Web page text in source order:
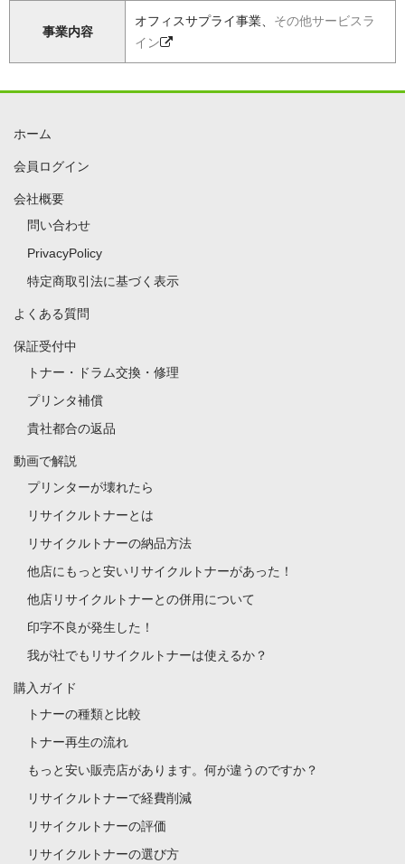
事業内容
オフィスサプライ事業、 その他サービスラ
イン
ホーム
会員ログイン
会社概要
問い合わせ
PrivacyPolicy
特定商取引法に基づく表示
よくある質問
保証受付中
トナー・ドラム交換・修理
プリンタ補償
貴社都合の返品
動画で解説
プリンターが壊れたら
リサイクルトナーとは
リサイクルトナーの納品方法
他店にもっと安いリサイクルトナーがあった！
他店リサイクルトナーとの併用について
印字不良が発生した！
我が社でもリサイクルトナーは使えるか？
購入ガイド
トナーの種類と比較
トナー再生の流れ
もっと安い販売店があります。何が違うのですか？
リサイクルトナーで経費削減
リサイクルトナーの評価
リサイクルトナーの選び方